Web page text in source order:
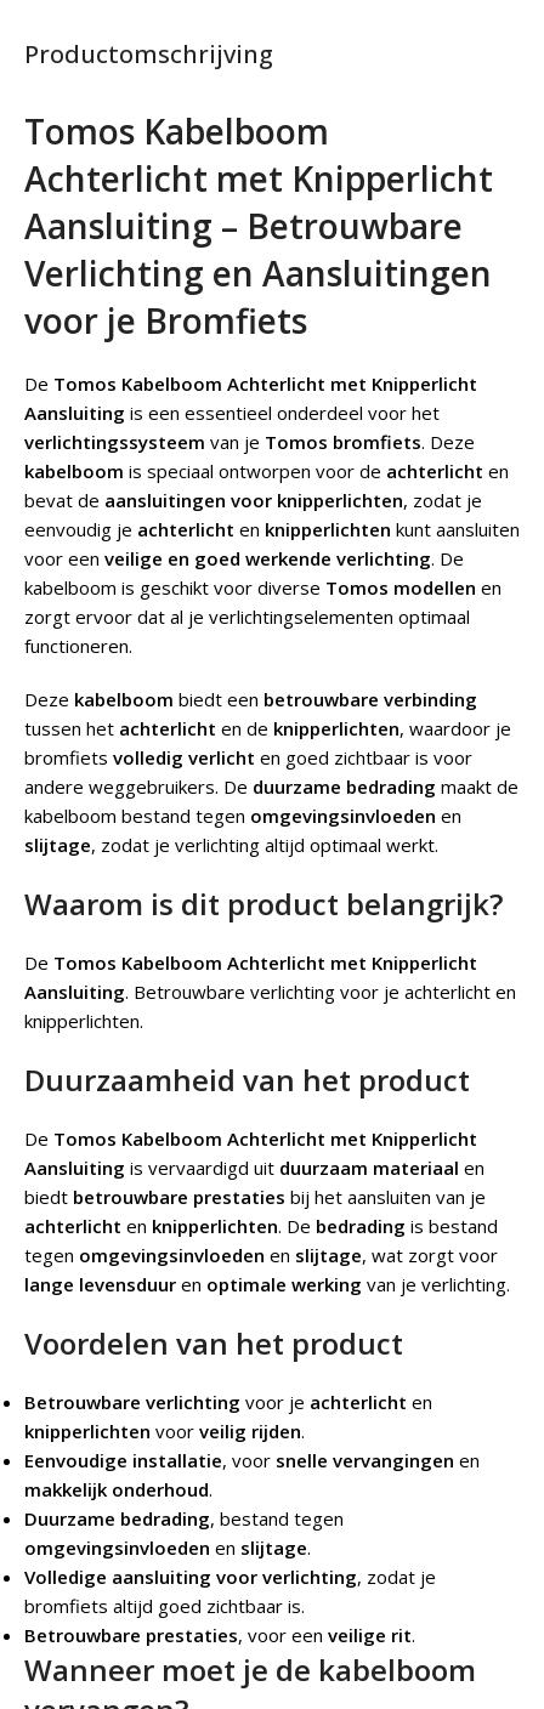
Productomschrijving
Tomos Kabelboom
Achterlicht met Knipperlicht
Aansluiting – Betrouwbare
Verlichting en Aansluitingen
voor je Bromfiets
De Tomos Kabelboom Achterlicht met Knipperlicht
Aansluiting is een essentieel onderdeel voor het
verlichtingssysteem van je Tomos bromfiets. Deze
kabelboom is speciaal ontworpen voor de achterlicht en
bevat de aansluitingen voor knipperlichten, zodat je
eenvoudig je achterlicht en knipperlichten kunt aansluiten
voor een veilige en goed werkende verlichting. De
kabelboom is geschikt voor diverse Tomos modellen en
zorgt ervoor dat al je verlichtingselementen optimaal
functioneren.
Deze kabelboom biedt een betrouwbare verbinding
tussen het achterlicht en de knipperlichten, waardoor je
bromfiets volledig verlicht en goed zichtbaar is voor
andere weggebruikers. De duurzame bedrading maakt de
kabelboom bestand tegen omgevingsinvloeden en
slijtage, zodat je verlichting altijd optimaal werkt.
Waarom is dit product belangrijk?
De Tomos Kabelboom Achterlicht met Knipperlicht
Aansluiting. Betrouwbare verlichting voor je achterlicht en
knipperlichten.
Duurzaamheid van het product
De Tomos Kabelboom Achterlicht met Knipperlicht
Aansluiting is vervaardigd uit duurzaam materiaal en
biedt betrouwbare prestaties bij het aansluiten van je
achterlicht en knipperlichten. De bedrading is bestand
tegen omgevingsinvloeden en slijtage, wat zorgt voor
lange levensduur en optimale werking van je verlichting.
Voordelen van het product
Betrouwbare verlichting voor je achterlicht en
knipperlichten voor veilig rijden.
Eenvoudige installatie, voor snelle vervangingen en
makkelijk onderhoud.
Duurzame bedrading, bestand tegen
omgevingsinvloeden en slijtage.
Volledige aansluiting voor verlichting, zodat je
bromfiets altijd goed zichtbaar is.
Betrouwbare prestaties, voor een veilige rit.
Wanneer moet je de kabelboom